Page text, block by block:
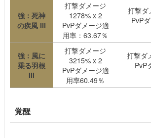
強：死神
の疾風 III
打撃ダメージ
1278% x 2
PvPダメージ適
用率：63.67％
打撃ダ
PvP
強：風に
乗る羽根
III
打撃ダメージ
3215% x 2
PvPダメージ適
用率60.49％
打撃ダ
PvP
覚醒